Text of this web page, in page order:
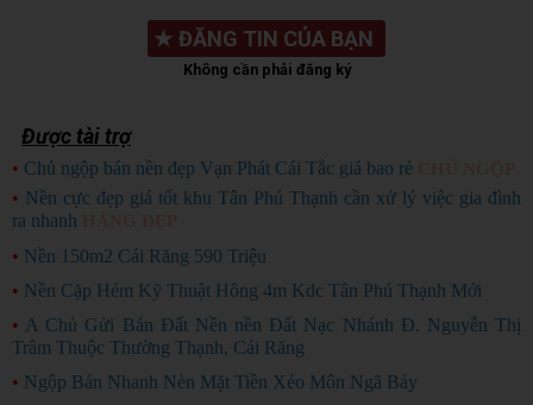
★ ĐĂNG TIN CỦA BẠN
Không cần phải đăng ký
Được tài trợ
• Chủ ngộp bán nền đẹp Vạn Phát Cái Tắc giá bao rẻ
• Nền cực đẹp giá tốt khu Tân Phú Thạnh cần xử lý việc gia đình
ra nhanh
• Nền 150m2 Cái Răng 590 Triệu
• Nền Cặp Hẻm Kỹ Thuật Hông 4m Kdc Tân Phú Thạnh Mới
• A Chủ Gửi Bán Đất Nền nền Đất Nạc Nhánh Đ. Nguyễn Thị
Trâm Thuộc Thường Thạnh, Cái Răng
• Ngộp Bán Nhanh Nèn Mặt Tiền Xẻo Môn Ngã Bảy